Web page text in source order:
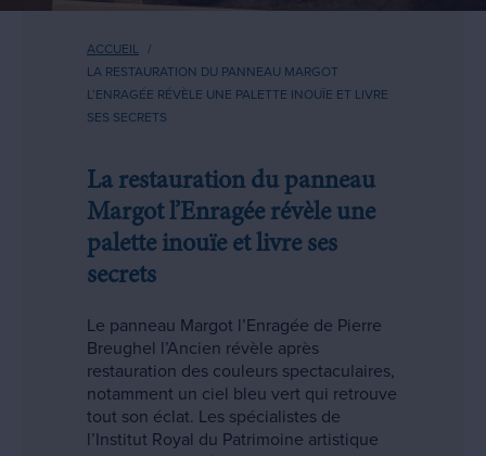
Fil
d'Ariane
ACCUEIL
LA RESTAURATION DU PANNEAU MARGOT
L’ENRAGÉE RÉVÈLE UNE PALETTE INOUÏE ET LIVRE
SES SECRETS
La restauration du panneau
Margot l’Enragée révèle une
palette inouïe et livre ses
secrets
Le panneau Margot l’Enragée de Pierre
Breughel l’Ancien révèle après
restauration des couleurs spectaculaires,
notamment un ciel bleu vert qui retrouve
tout son éclat. Les spécialistes de
l’Institut Royal du Patrimoine artistique